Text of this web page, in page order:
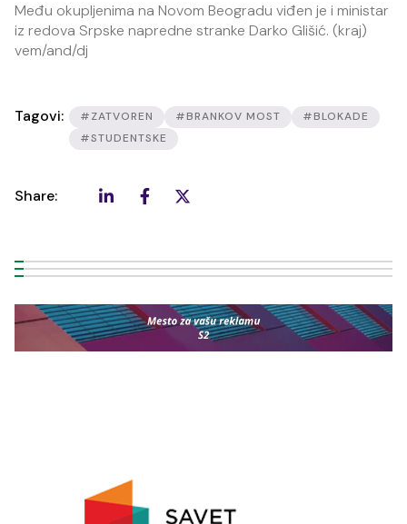
Među okupljenima na Novom Beogradu viđen je i ministar
iz redova Srpske napredne stranke Darko Glišić. (kraj)
vem/and/dj
Tagovi: #ZATVOREN #BRANKOV MOST
#BLOKADE
#STUDENTSKE
Share: